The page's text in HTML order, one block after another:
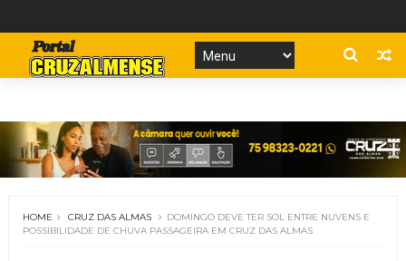
HOME CRUZ DAS ALMAS
DOMINGO DEVE TER SOL ENTRE NUVENS E
POSSIBILIDADE DE CHUVA PASSAGEIRA EM CRUZ DAS ALMAS